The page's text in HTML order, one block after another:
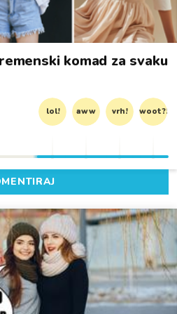
komad za svaku
lol! aww vrh! woot?!